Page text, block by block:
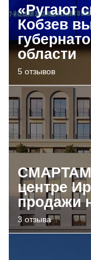
«Ругают
Кобзев
области
5 отзывов
центре
продажи
3 отзыва